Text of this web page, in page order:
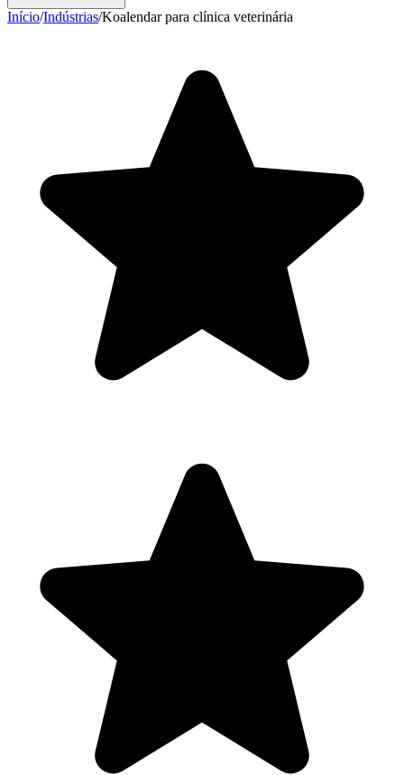
Início/Indústrias/Koalendar para clínica veterinária